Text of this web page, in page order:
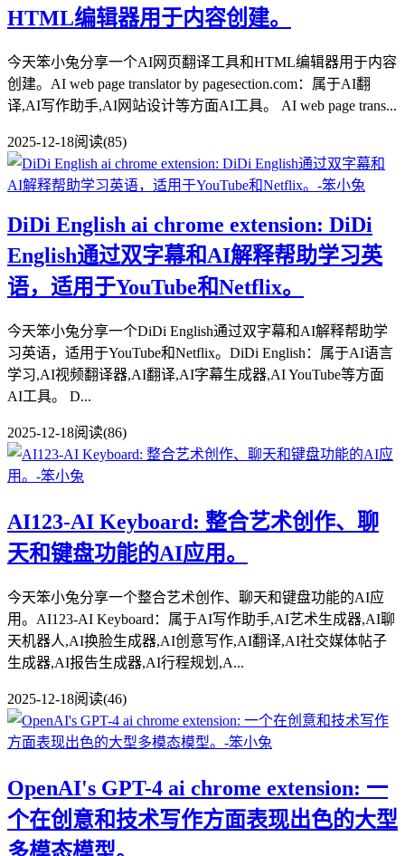
HTML编辑器用于内容创建。
今天笨小兔分享一个AI网页翻译工具和HTML编辑器用于内容
创建。AI web page translator by pagesection.com：属于AI翻
译,AI写作助手,AI网站设计等方面AI工具。 AI web page trans...
2025-12-18阅读(85)
DiDi English ai chrome extension: DiDi
English通过双字幕和AI解释帮助学习英
语，适用于YouTube和Netflix。
今天笨小兔分享一个DiDi English通过双字幕和AI解释帮助学
习英语，适用于YouTube和Netflix。DiDi English：属于AI语言
学习,AI视频翻译器,AI翻译,AI字幕生成器,AI YouTube等方面
AI工具。 D...
2025-12-18阅读(86)
AI123-AI Keyboard: 整合艺术创作、聊
天和键盘功能的AI应用。
今天笨小兔分享一个整合艺术创作、聊天和键盘功能的AI应
用。AI123-AI Keyboard：属于AI写作助手,AI艺术生成器,AI聊
天机器人,AI换脸生成器,AI创意写作,AI翻译,AI社交媒体帖子
生成器,AI报告生成器,AI行程规划,A...
2025-12-18阅读(46)
OpenAI's GPT-4 ai chrome extension: 一
个在创意和技术写作方面表现出色的大型
多模态模型。